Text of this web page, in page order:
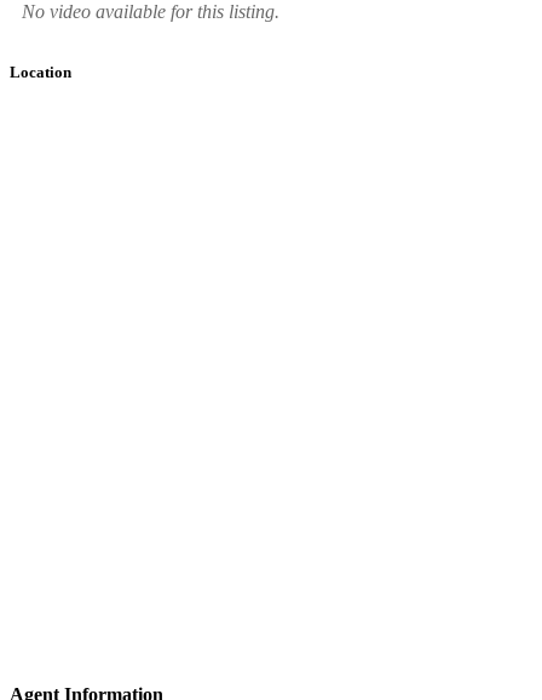
No video available for this listing.
Location
Agent Information